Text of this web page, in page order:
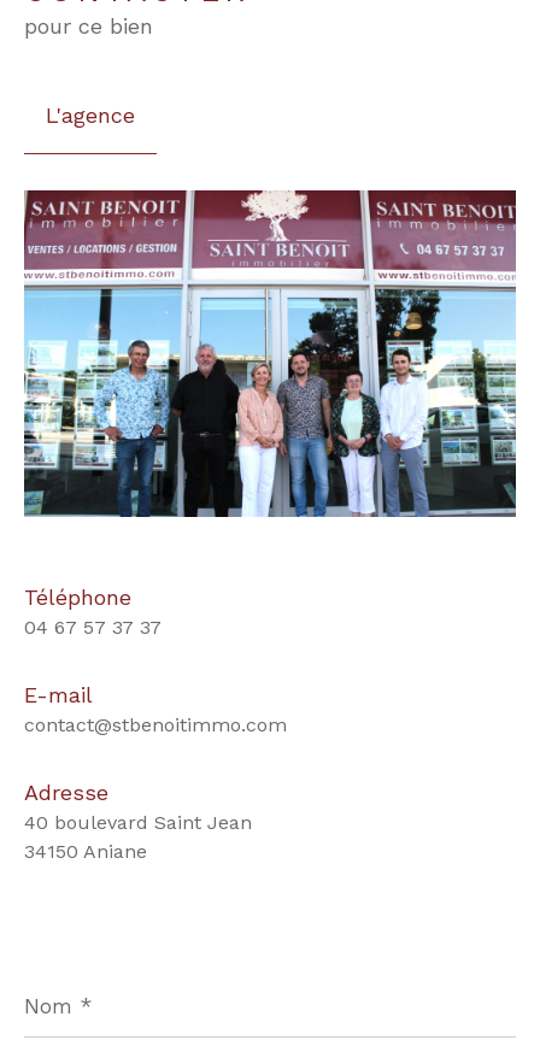
pour ce bien
L'agence
Téléphone
04 67 57 37 37
E-mail
contact@stbenoitimmo.com
Adresse
40 boulevard Saint Jean
34150 Aniane
*